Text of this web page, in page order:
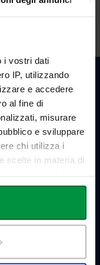
i vostri dati
IP, utilizzando
e accedere
al fine di
misurare
e sviluppare
chi utilizza i
scelte in materia di
È possibile
in qualsiasi
o facendo clic
V, 44